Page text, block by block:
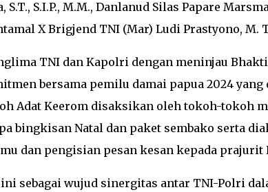
S.T., S.I.P., M.M., Danlanud Silas Papare
X Brigjend TNI (Mar) Ludi Prastyono, M.
TNI dan Kapolri dengan meninjau
bersama pemilu damai papua 2024 yang
Adat Keerom disaksikan oleh tokoh-tokoh
bingkisan Natal dan paket sembako serta
dan pengisian pesan kesan kepada prajurit
sebagai wujud sinergitas antar TNI-Polri